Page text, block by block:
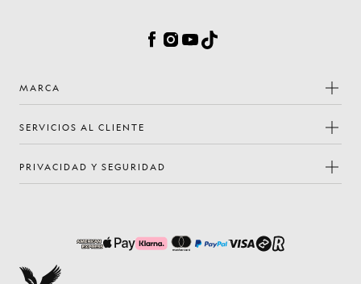
Facebook
Instagram
YouTube
TikTok
MARCA
SERVICIOS AL CLIENTE
PRIVACIDAD Y SEGURIDAD